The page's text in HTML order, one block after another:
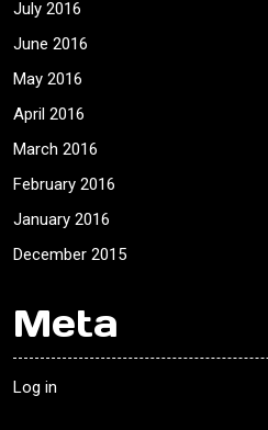
July 2016
June 2016
May 2016
April 2016
March 2016
February 2016
January 2016
December 2015
Meta
Log in